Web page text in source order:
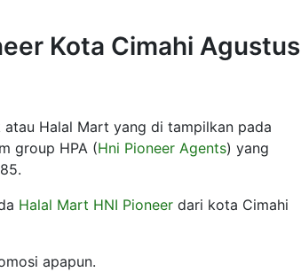
Kota Cimahi Agustus
Halal Mart yang di tampilkan pada
group HPA (Hni Pioneer Agents) yang
Halal Mart HNI Pioneer dari kota Cimahi
apapun.